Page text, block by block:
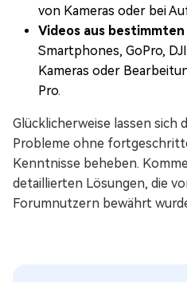
von Kameras oder bei
Videos aus
Smartphones, GoPro,
Kameras oder
Pro.
Glücklicherweise lassen sich
Probleme ohne
Kenntnisse beheben.
detaillierten Lösungen, die
Forumnutzern bewährt